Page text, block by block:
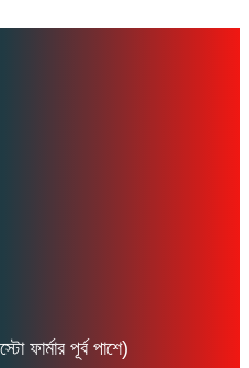
ফার্মার পূর্ব পাশে)